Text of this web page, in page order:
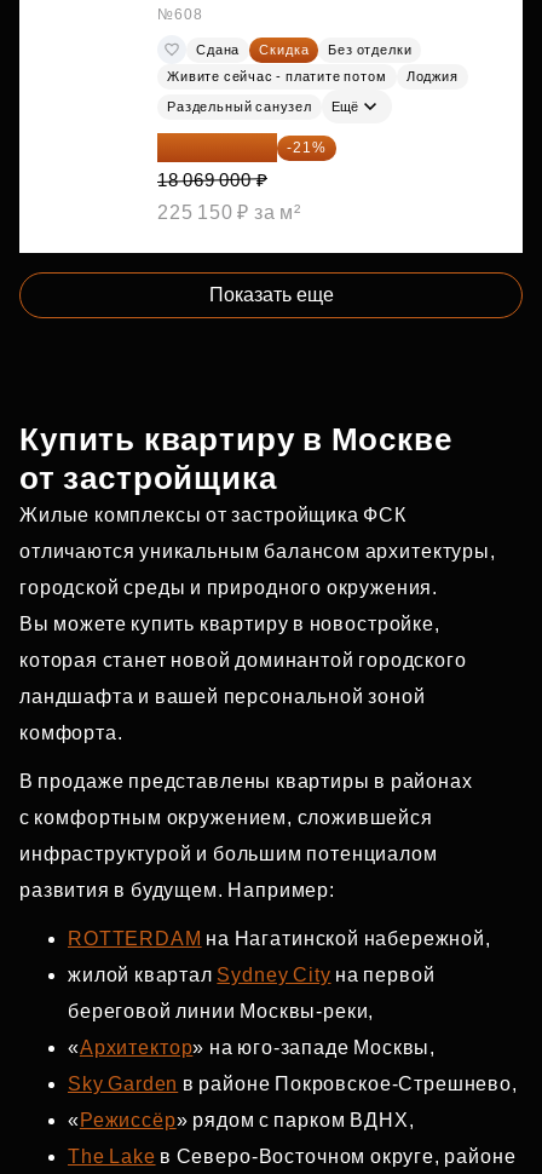
№608
Сдана Скидка
Без отделки
Живите сейчас - платите потом
Лоджия
Раздельный санузел Ещё
14 274 510 ₽ -21%
18 069 000 ₽
225 150 ₽ за м²
Показать еще
Купить квартиру в Москве
от застройщика
Жилые комплексы от застройщика ФСК
отличаются уникальным балансом архитектуры,
городской среды и природного окружения.
Вы можете купить квартиру в новостройке,
которая станет новой доминантой городского
ландшафта и вашей персональной зоной
комфорта.
В продаже представлены квартиры в районах
с комфортным окружением, сложившейся
инфраструктурой и большим потенциалом
развития в будущем. Например:
ROTTERDAM на Нагатинской набережной,
жилой квартал Sydney City на первой
береговой линии Москвы‑реки,
«Архитектор» на юго‑западе Москвы,
Sky Garden в районе Покровское‑Стрешнево,
«Режиссёр» рядом с парком ВДНХ,
The Lake в Северо‑Восточном округе, районе